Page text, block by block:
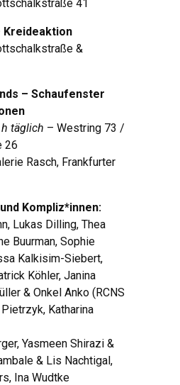
41
Kreideaktion
&
– Schaufenster
täglich – Westring 73 /
26
Rasch, Frankfurter
Kompliz*innen:
Lukas Dilling, Thea
Buurman, Sophie
Kalkisim-Siebert,
Köhler, Janina
& Onkel Anko (RCNS
Katharina
Yasmeen Shirazi &
& Lis Nachtigal,
Ina Wudtke